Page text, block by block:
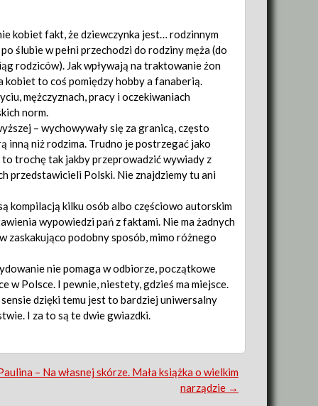
kobiet fakt, że dziewczynka jest… rodzinnym
ślubie w pełni przechodzi do rodziny męża (do
rodziców). Jak wpływają na traktowanie żon
kobiet to coś pomiędzy hobby a fanaberią.
mężczyznach, pracy i oczekiwaniach
norm.
– wychowywały się za granicą, często
inną niż rodzima. Trudno je postrzegać jako
trochę tak jakby przeprowadzić wywiady z
przedstawicieli Polski. Nie znajdziemy tu ani
kompilacją kilku osób albo częściowo autorskim
wypowiedzi pań z faktami. Nie ma żadnych
zaskakująco podobny sposób, mimo różnego
nie pomaga w odbiorze, początkowe
w Polsce. I pewnie, niestety, gdzieś ma miejsce.
dzięki temu jest to bardziej uniwersalny
I za to są te dwie gwiazdki.
– Na własnej skórze. Mała książka o wielkim
narządzie →